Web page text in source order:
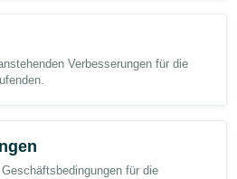
Verbesserungen für die
für die